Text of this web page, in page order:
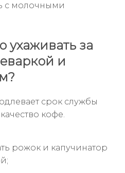
с молочными
ухаживать за
и
срок службы
кофе.
рожок и капучинатор